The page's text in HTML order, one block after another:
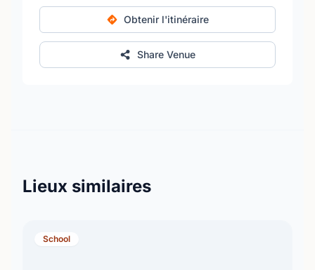
Obtenir l'itinéraire
Share Venue
Lieux similaires
School